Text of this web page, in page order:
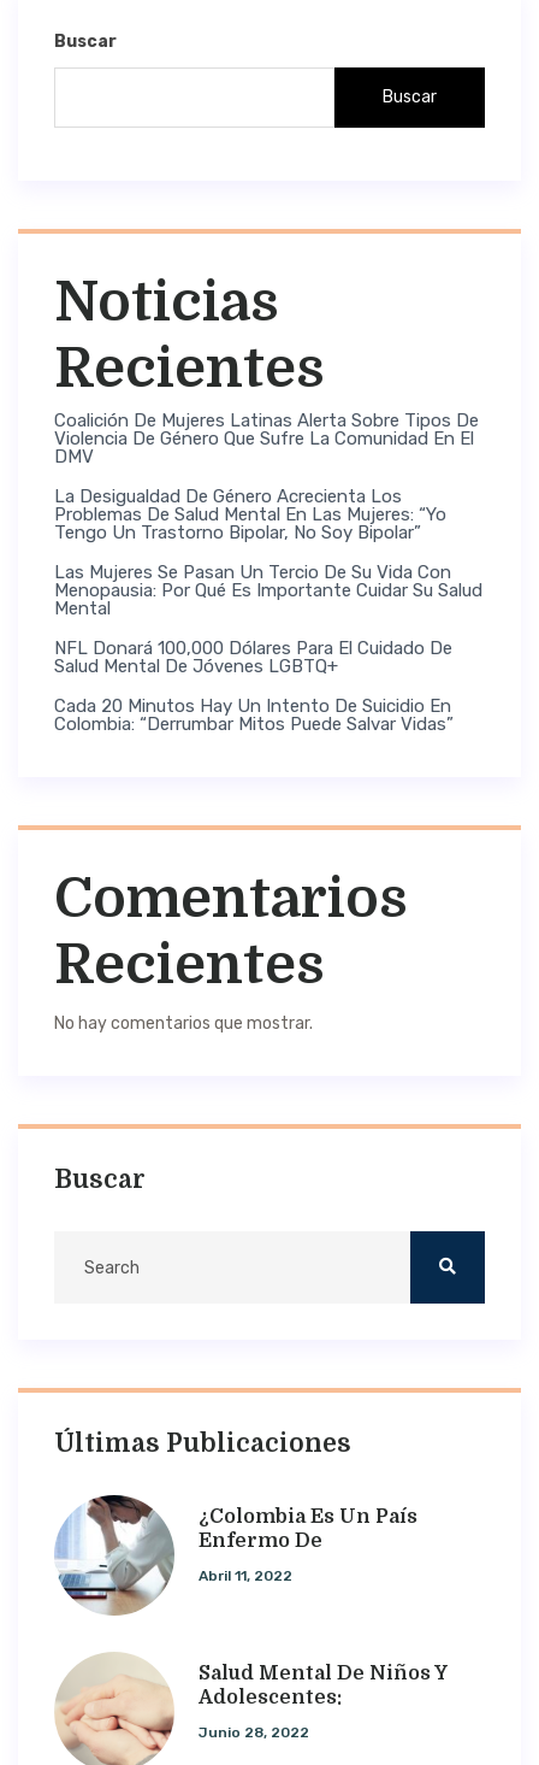
Buscar
Buscar
Noticias
Recientes
Coalición De Mujeres Latinas Alerta Sobre Tipos De
Violencia De Género Que Sufre La Comunidad En El
DMV
La Desigualdad De Género Acrecienta Los
Problemas De Salud Mental En Las Mujeres: “Yo
Tengo Un Trastorno Bipolar, No Soy Bipolar”
Las Mujeres Se Pasan Un Tercio De Su Vida Con
Menopausia: Por Qué Es Importante Cuidar Su Salud
Mental
NFL Donará 100,000 Dólares Para El Cuidado De
Salud Mental De Jóvenes LGBTQ+
Cada 20 Minutos Hay Un Intento De Suicidio En
Colombia: “Derrumbar Mitos Puede Salvar Vidas”
Comentarios
Recientes
No hay comentarios que mostrar.
Buscar
Últimas Publicaciones
¿Colombia Es Un País
Enfermo De
Abril 11, 2022
Salud Mental De Niños Y
Adolescentes:
Junio 28, 2022